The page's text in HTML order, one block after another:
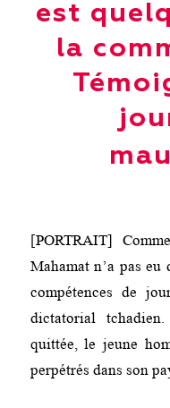
est
la
[PORTRAIT]
Mahamat n’a pas eu
compétences de
dictatorial
quittée, le jeune
perpétrés dans son